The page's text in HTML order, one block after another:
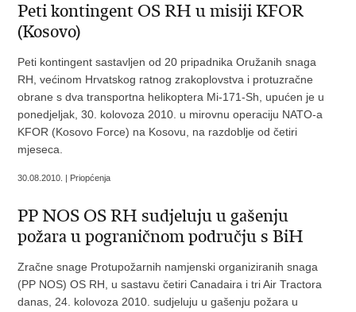
Peti kontingent OS RH u misiji KFOR
(Kosovo)
Peti kontingent sastavljen od 20 pripadnika Oružanih snaga
RH, većinom Hrvatskog ratnog zrakoplovstva i protuzračne
obrane s dva transportna helikoptera Mi-171-Sh, upućen je u
ponedjeljak, 30. kolovoza 2010. u mirovnu operaciju NATO-a
KFOR (Kosovo Force) na Kosovu, na razdoblje od četiri
mjeseca.
30.08.2010. | Priopćenja
PP NOS OS RH sudjeluju u gašenju
požara u pograničnom području s BiH
Zračne snage Protupožarnih namjenski organiziranih snaga
(PP NOS) OS RH, u sastavu četiri Canadaira i tri Air Tractora
danas, 24. kolovoza 2010. sudjeluju u gašenju požara u